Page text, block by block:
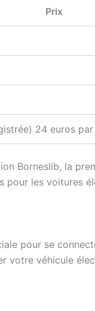
Prix
24 euros
Borneslib, la
pour les voitures
pour se
votre véhicule